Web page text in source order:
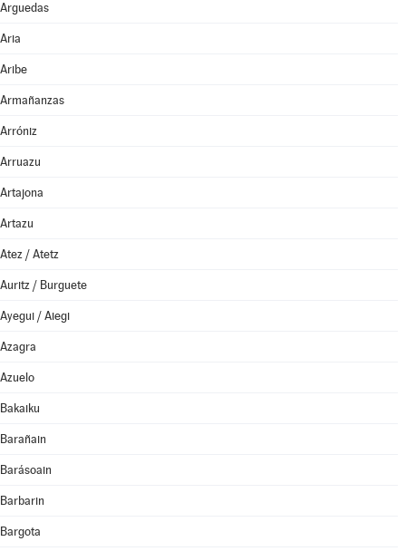
Arguedas
Aria
Aribe
Armañanzas
Arróniz
Arruazu
Artajona
Artazu
Atez / Atetz
Auritz / Burguete
Ayegui / Aiegi
Azagra
Azuelo
Bakaiku
Barañain
Barásoain
Barbarin
Bargota